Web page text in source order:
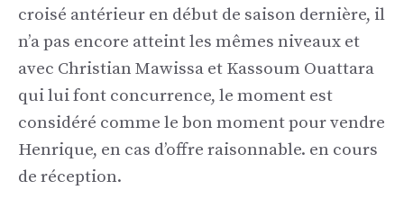
croisé antérieur en début de saison dernière, il
n’a pas encore atteint les mêmes niveaux et
avec Christian Mawissa et Kassoum Ouattara
qui lui font concurrence, le moment est
considéré comme le bon moment pour vendre
Henrique, en cas d’offre raisonnable. en cours
de réception.